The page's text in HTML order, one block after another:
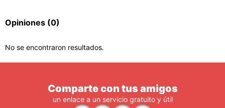
Opiniones (0)
No se encontraron resultados.
Comparte con tus amigos
un enlace a un servicio gratuito y útil